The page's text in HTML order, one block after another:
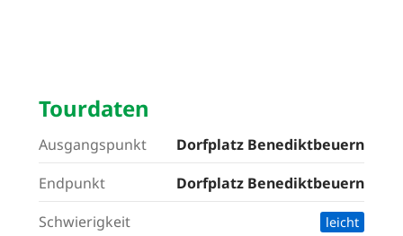
Tourdaten
Ausgangspunkt
Dorfplatz Benediktbeuern
Endpunkt
Dorfplatz Benediktbeuern
Schwierigkeit
leicht